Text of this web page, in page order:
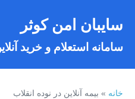
سایبان امن کوثر
سامانه استعلام و خرید
خانه»بیمه آنلاین در نوده انقلاب